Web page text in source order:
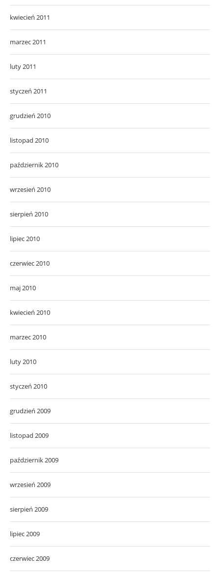
kwiecień 2011
marzec 2011
luty 2011
styczeń 2011
grudzień 2010
listopad 2010
październik 2010
wrzesień 2010
sierpień 2010
lipiec 2010
czerwiec 2010
maj 2010
kwiecień 2010
marzec 2010
luty 2010
styczeń 2010
grudzień 2009
listopad 2009
październik 2009
wrzesień 2009
sierpień 2009
lipiec 2009
czerwiec 2009